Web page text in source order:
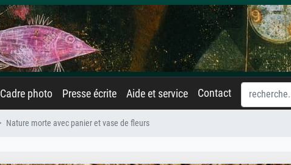
Cadre photo Presse écrite Aide et service Contact
Nature morte avec panier et vase de fleurs